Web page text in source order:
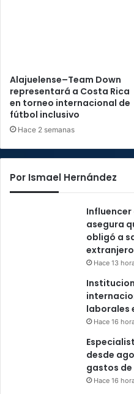
Alajuelense–Team Down
representará a Costa Rica
en torneo internacional de
fútbol inclusivo
Hace 2 semanas
Por Ismael Hernández
asegura
obligó a
extranjero
Hace 13
laborales
Hace 16
desde
gastos de
Hace 16